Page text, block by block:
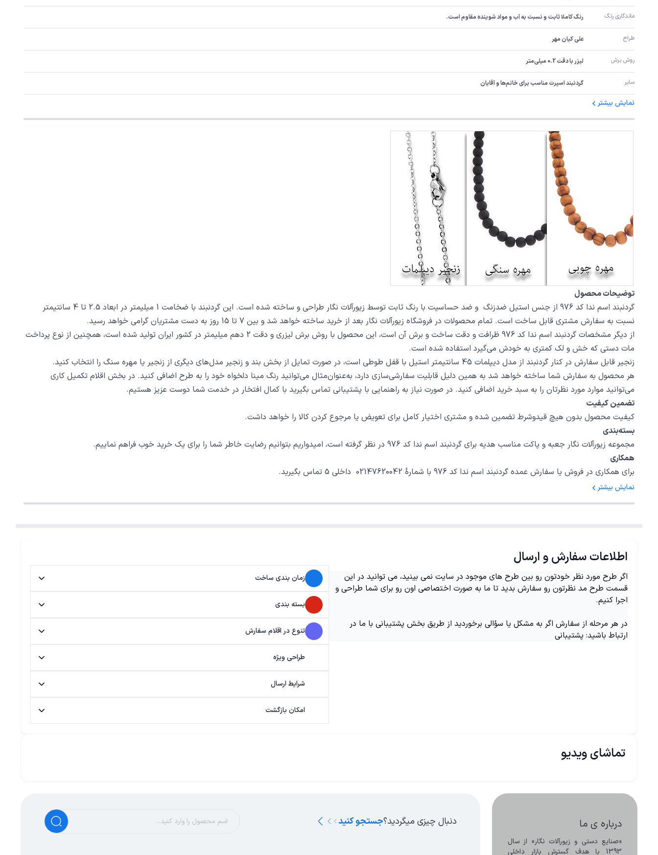
ماندگاری رنگ رنگ کاملا ثابت و نسبت به آب و مواد شوینده مقاوم است.
طراح علی کیان مهر
روش برش لیزر با دقت 0.2 میلی‌متر
سایر گردنبند اسپرت مناسب برای خانم‌ها و آقایان
نمایش بیشتر
توضیحات محصول
گردنبند اسم ندا کد 976 از جنس استیل ضدزنگ و ضد حساسیت با رنگ ثابت توسط زیورآلات نگار طراحی و ساخته شده است. این گردنبند با ضخامت 1 میلیمتر در ابعاد 2.5 تا 4 سانتیمتر
نسبت به سفارش مشتری قابل ساخت است. تمام محصولات در فروشگاه زیورآلات نگار بعد از خرید ساخته خواهد شد و بین 7 تا 15 روز به دست مشتریان گرامی خواهد رسید.
از دیگر مشخصات گردنبند اسم ندا کد 976 ظرافت و دقت ساخت و برش آن است، این محصول با روش برش لیزری و دقت 2 دهم میلیمتر در کشور ایران تولید شده است، همچنین از نوع پرداخت
مات دستی که خش و لک کمتری به خودش می‌گیرد استفاده شده است.
زنجیر قابل سفارش در کنار گردنبند از مدل دیپلمات 45 سانتیمتر استیل با قفل طوطی است، در صورت تمایل از بخش بند و زنجیر مدل‌های دیگری از زنجیر یا مهره سنگ را انتخاب کنید.
هر محصول به سفارش شما ساخته خواهد شد به همین دلیل قابلیت سفارشی‌سازی دارد، به‌عنوان‌مثال می‌توانید رنگ مینا دلخواه خود را به طرح اضافی کنید. در بخش اقلام تکمیل کاری
می‌توانید موارد مورد نظرتان را به سبد خرید اضافی کنید. در صورت نیاز به راهنمایی با پشتیبانی تماس بگیرید با کمال افتخار در خدمت شما دوست عزیز هستیم.
تضمین کیفیت
کیفیت محصول بدون هیچ قیدوشرط تضمین شده و مشتری اختیار کامل برای تعویض یا مرجوع کردن کالا را خواهد داشت.
بسته‌بندی
مجموعه زیورآلات نگار جعبه و پاکت مناسب هدیه برای گردنبند اسم ندا کد 976 در نظر گرفته است، امیدواریم بتوانیم رضایت خاطر شما را برای یک خرید خوب فراهم نماییم.
همکاری
برای همکاری در فروش یا سفارش عمده گردنبند اسم ندا کد 976 با شمارهٔ 02147620042 داخلی 5 تماس بگیرید.
نمایش بیشتر
اطلاعات سفارش و ارسال
اگر طرح مورد نظر خودتون رو بین طرح های موجود در سایت نمی بینید، می توانید در این
قسمت طرح مد نظرتون رو سفارش بدید تا ما به صورت اختصاصی اون رو برای شما طراحی و
اجرا کنیم.
در هر مرحله از سفارش اگر به مشکل یا سؤالی برخوردید از طریق بخش پشتیبانی با ما در
ارتباط باشید: پشتیبانی
زمان بندی ساخت
بسته بندی
تنوع در اقلام سفارش
طراحی ویژه
شرایط ارسال
امکان بازگشت
تماشای ویدیو
درباره ی ما دنبال چیزی میگردید؟جستجو کنید